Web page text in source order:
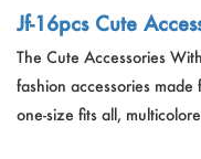
Jf-16pcs Cute
The Cute Accessories
fashion accessories made
one-size fits all,